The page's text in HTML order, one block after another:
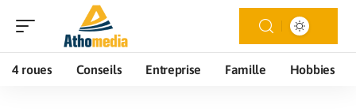
4 roues Conseils Entreprise Famille Hobbies